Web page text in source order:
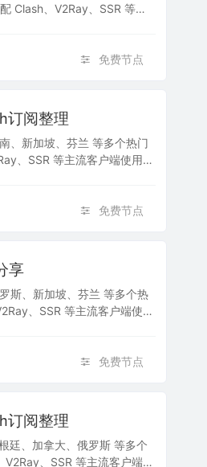
Clash、V2Ray、SSR 等主
免费节点
订阅整理
、新加坡、芬兰 等多个热门
、SSR 等主流客户端使用。
免费节点
享
斯、新加坡、芬兰 等多个热
、SSR 等主流客户端使
免费节点
订阅整理
廷、加拿大、俄罗斯 等多个
、SSR 等主流客户端使